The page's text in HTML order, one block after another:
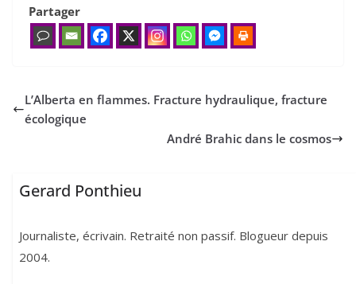
Partager
L’Alberta en flammes. Fracture hydraulique, fracture
écologique
André Brahic dans le cosmos
Gerard Ponthieu
Journaliste, écrivain. Retraité non passif. Blogueur depuis
2004.